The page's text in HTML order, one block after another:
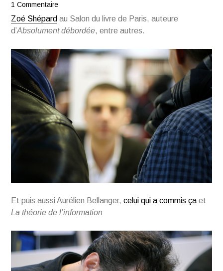
1 Commentaire
Zoé Shépard au Salon du livre de Paris, auteure
d’Absolument débordée, entre autres.
Et puis aussi Aurélien Bellanger,celui qui a commis ça et
La théorie de l’information